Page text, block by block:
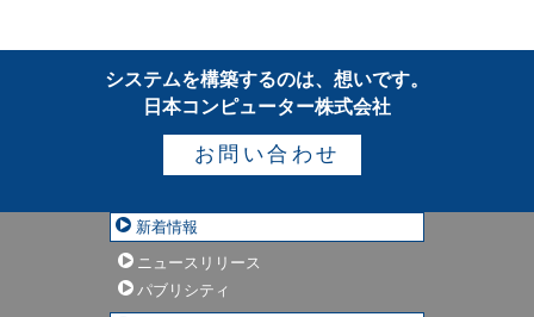
システムを構築するのは、想いです。
日本コンピューター株式会社
お問い合わせ
新着情報
ニュースリリース
パブリシティ